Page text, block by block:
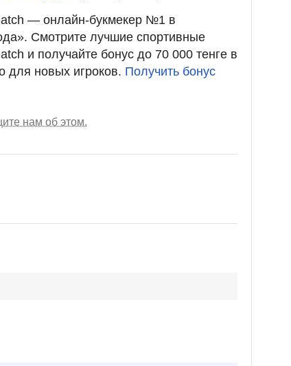
— онлайн-букмекер №1 в
Смотрите лучшие спортивные
и получайте бонус до 70 000 тенге в
для новых игроков. Получить бонус
нам об этом.